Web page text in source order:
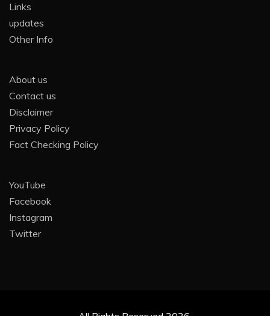
Links
updates
Other Info
About us
Contact us
Disclaimer
Privacy Policy
Fact Checking Policy
YouTube
Facebook
Instagram
Twitter